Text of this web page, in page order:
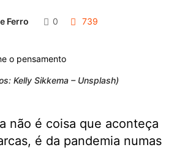
Ferro 0 739
Kelly Sikkema – Unsplash)
não é coisa que aconteça
é da pandemia numas